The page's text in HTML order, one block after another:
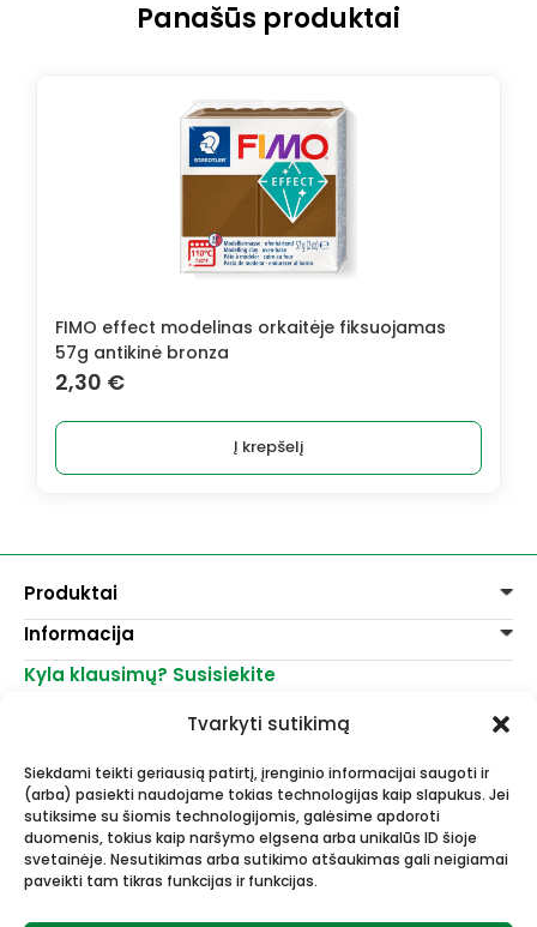
Tvarkyti sutikimą
Siekdami teikti geriausią patirtį, įrenginio informacijai saugoti ir
(arba) pasiekti naudojame tokias technologijas kaip slapukus. Jei
sutiksime su šiomis technologijomis, galėsime apdoroti
duomenis, tokius kaip naršymo elgsena arba unikalūs ID šioje
svetainėje. Nesutikimas arba sutikimo atšaukimas gali neigiamai
paveikti tam tikras funkcijas ir funkcijas.
Panašūs produktai
FIMO effect modelinas orkaitėje fiksuojamas
57g antikinė bronza
2,30 €
Į krepšelį
Produktai
Dažai
Dekoravimui
Lakai, skiedikliai
Akvarelinis popierius
Molbertai
Keramikams ir skulptoriams
FIMO modelinas
Drobės, porėmiai
Mokyklinės ir biuro prekės
Informacija
Pirkimo taisyklės
Parduotuvės
Kyla klausimų? Susisiekite
info@menomuza.lt
Dailės, dailininkų reikmenys -
didmeninė ir mažmeninė prekyba.
Esame Stipriausi Lietuvoje 2023
metais.